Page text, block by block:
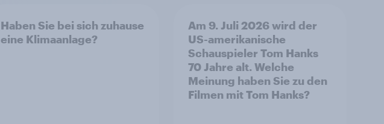
Haben Sie bei sich zuhause
eine Klimaanlage?
Am 9. Juli 2026 wird der
US-amerikanische
Schauspieler Tom Hanks
70 Jahre alt. Welche
Meinung haben Sie zu den
Filmen mit Tom Hanks?